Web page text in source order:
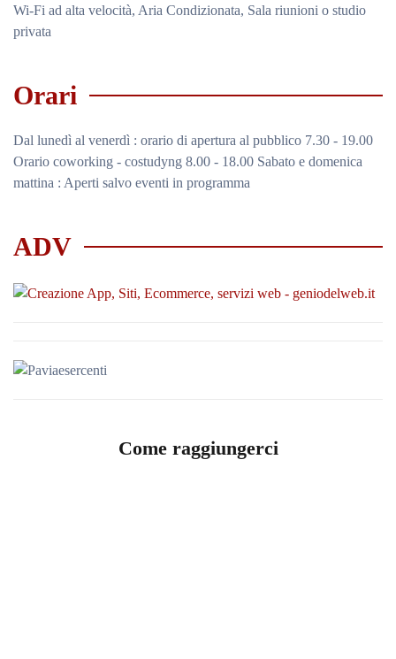
Wi-Fi ad alta velocità, Aria Condizionata, Sala riunioni o studio
privata
Orari
Dal lunedì al venerdì : orario di apertura al pubblico 7.30 - 19.00
Orario coworking - costudyng 8.00 - 18.00 Sabato e domenica
mattina : Aperti salvo eventi in programma
ADV
Come raggiungerci